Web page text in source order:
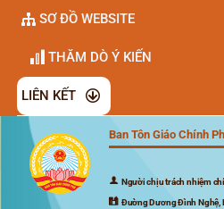
SƠ ĐỒ WEBSITE
THĂM DÒ Ý KIẾN
LIÊN KẾT
Ban Tôn Giáo Chính
Người chịu trách nhiệm
Đường Dương Đình Nghệ,
Đã kết nối EMC